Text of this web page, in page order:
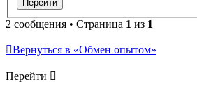
2 сообщения • Страница 1 из 1
Вернуться в «Обмен опытом»
Перейти